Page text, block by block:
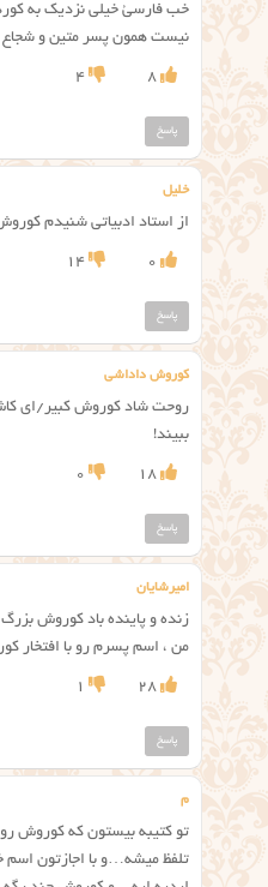
خب فارسئ خیلی نزدیک به
نیست همون پسر متین و
8
4
پاسخ
خلیل
از استاد ادبیاتی شنیدم
0
14
پاسخ
کوروش داداشی
روحت شاد کوروش کبیر/ای
ببیند!
18
0
پاسخ
امیرشایان
زنده و پاینده باد کوروش
من ، اسم پسرم رو با افتخار
28
1
پاسخ
م
تلفظ میشه…و با اجازتون اسم